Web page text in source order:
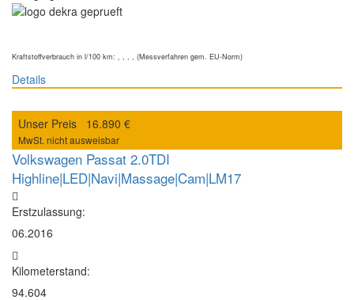
Kraftstoffverbrauch in l/100 km: , , , , (Messverfahren gem. EU-Norm)
Details
Unser Preis 16.890 €
MwSt. nicht ausweisbar
Volkswagen Passat 2.0TDI
Highline|LED|Navi|Massage|Cam|LM17
Erstzulassung:
06.2016
Kilometerstand:
94.604